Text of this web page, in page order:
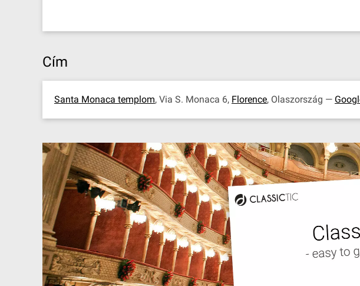
Cím
Santa Monaca templom, Via S. Monaca 6, Florence, Olaszország —